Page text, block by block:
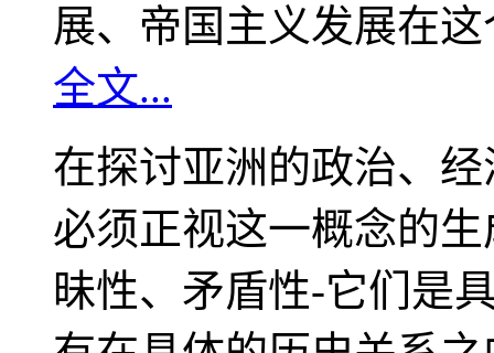
展、帝国主义发展在
全文...
在探讨亚洲的政治、
必须正视这一概念的
昧性、矛盾性-它们是